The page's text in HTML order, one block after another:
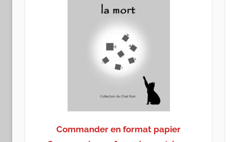
Commander en format papier